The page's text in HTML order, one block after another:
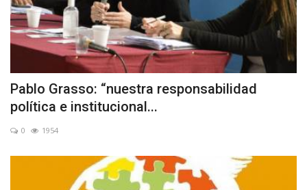
Pablo Grasso: “nuestra responsabilidad
política e institucional...
0 1954